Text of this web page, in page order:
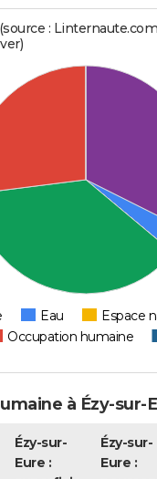
:
Eau
Espace
Occupation humaine
à Ézy-sur-
Ézy-sur-
Eure :
Ézy-sur-
Eure :